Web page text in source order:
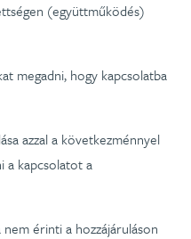
(együttműködés)
megadni, hogy kapcsolatba
azzal a következménnyel
a kapcsolatot a
nem érinti a hozzájáruláson